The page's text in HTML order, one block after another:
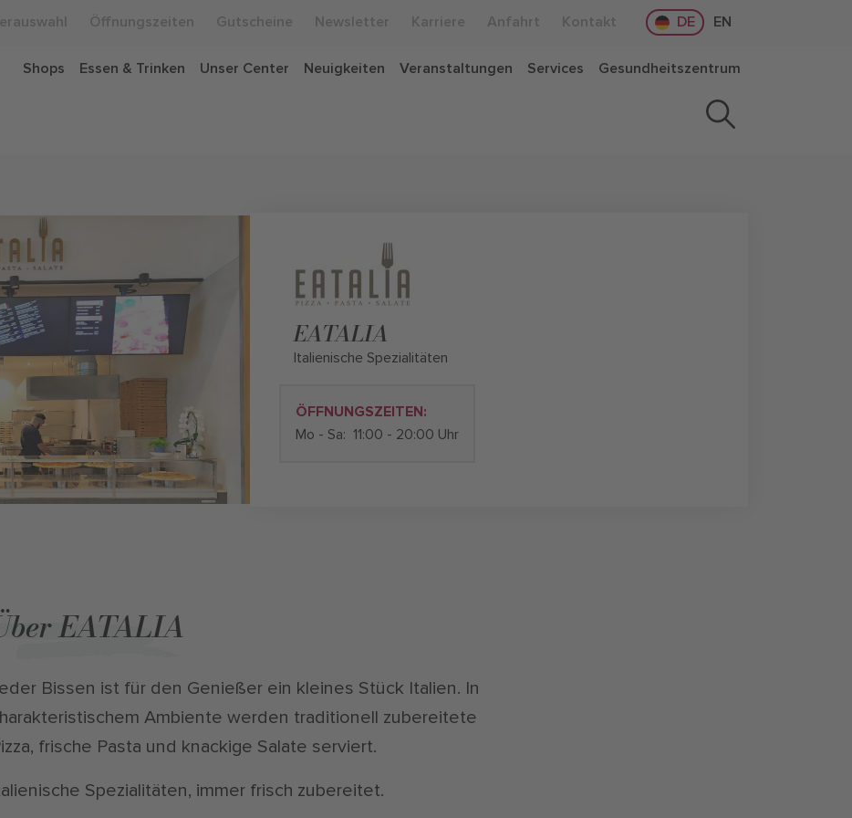
Öffnungszeiten Gutscheine Newsletter Karriere Anfahrt Kontakt DE EN
Shops Essen & Trinken Unser Center Neuigkeiten Veranstaltungen Services Gesundheitszentrum
EATALIA
Italienische Spezialitäten
ÖFFNUNGSZEITEN:
Mo - Sa: 11:00 - 20:00 Uhr
EATALIA
Bissen ist für den Genießer ein kleines Stück Italien. In
Ambiente werden traditionell zubereitete
frische Pasta und knackige Salate serviert.
Spezialitäten, immer frisch zubereitet.